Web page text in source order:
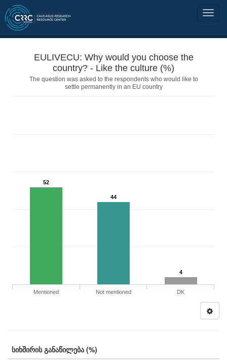
EULIVECU: Why would you choose the
country? - Like the culture (%)
The question was asked to the respondents who would like to
settle permanently in an EU country
52
44
4
Mentioned Not mentioned DK
სიხშირის განაწილება (%)